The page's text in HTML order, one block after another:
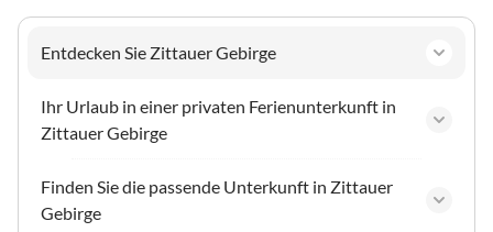
Entdecken Sie Zittauer Gebirge
Ihr Urlaub in einer privaten Ferienunterkunft in
Zittauer Gebirge
Finden Sie die passende Unterkunft in Zittauer
Gebirge